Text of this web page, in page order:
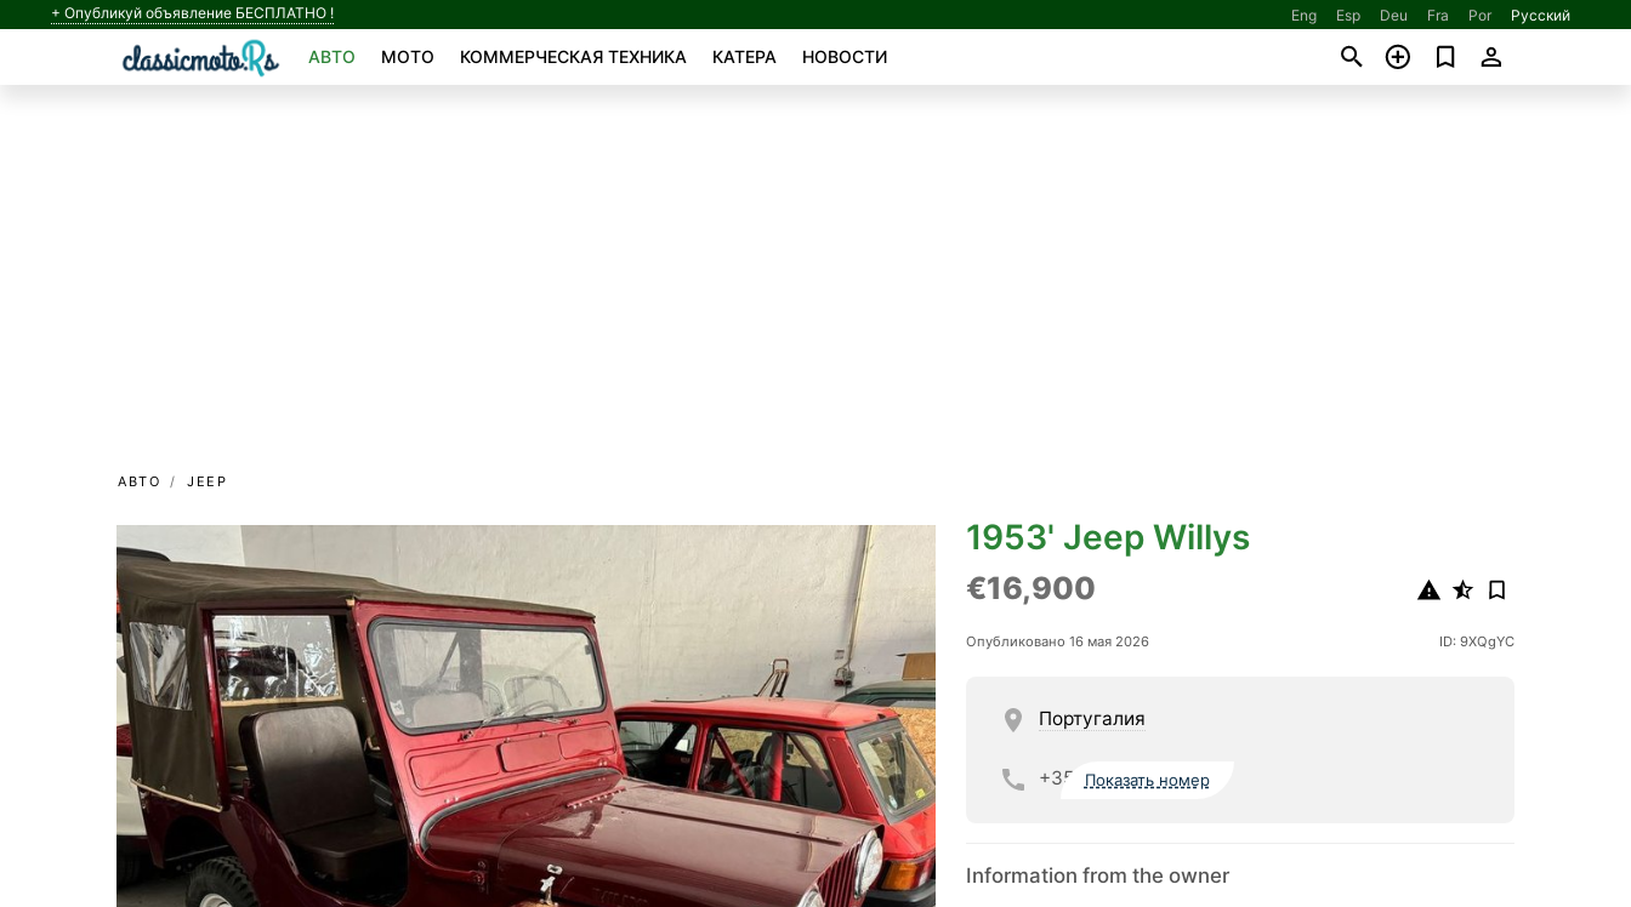
+ Опубликуй объявление БЕСПЛАТНО ! Eng Esp Deu Fra Por Русский
АВТО МОТО КОММЕРЧЕСКАЯ ТЕХНИКА КАТЕРА НОВОСТИ
АВТО JEEP
1953' Jeep Willys
€16,900
Опубликовано 16 мая 2026 ID: 9XQgYC
Португалия
+35 Показать номер
Information from the owner